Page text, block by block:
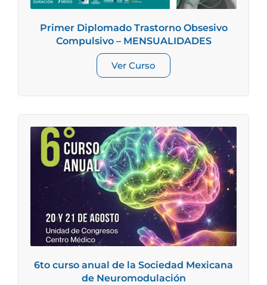
Primer Diplomado Trastorno Obsesivo
Compulsivo – MENSUALIDADES
Ver Curso
6to curso anual de la Sociedad Mexicana
de Neuromodulación